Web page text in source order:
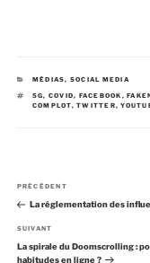
C
T
É
MÉDIAS, SOCIAL MEDIA
É
T
S
5G, COVID, FACEBOOK ,
COMPLOT,TWITTER,
v
i
g
a
A
r
i
PRÉCÉDENT
La réglementation des
A
r
t
SUIVANT
La spirale du Doomscrolling :
habitudes en ligne ?